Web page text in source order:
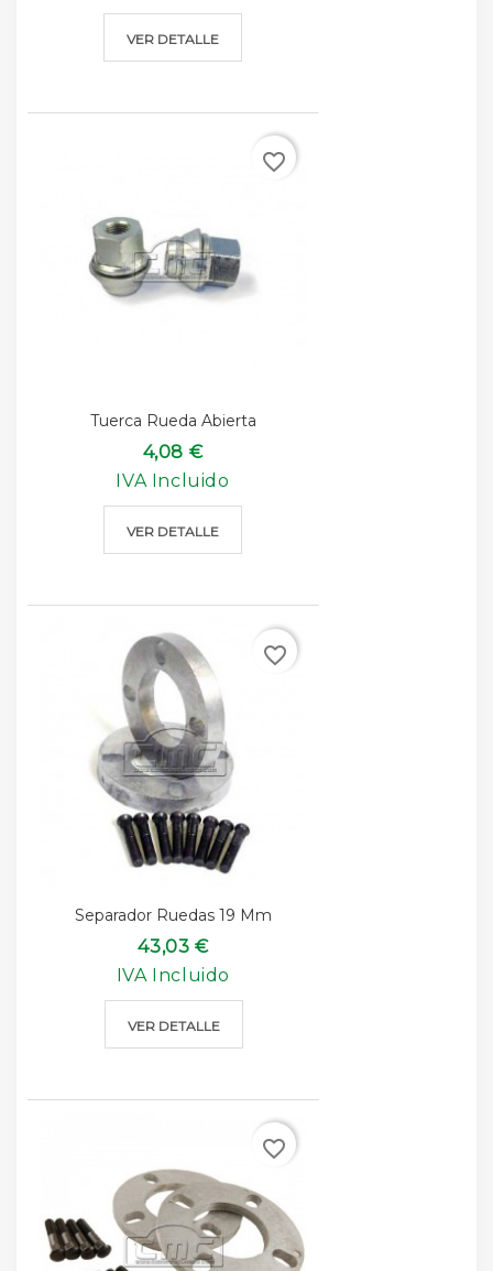
VER DETALLE
Tuerca Rueda Abierta
4,08 €
IVA Incluido
VER DETALLE
favorite_border
Separador Ruedas 19 Mm
43,03 €
IVA Incluido
VER DETALLE
favorite_border
favorite_border